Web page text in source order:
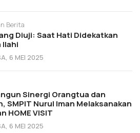
Berita
Diuji: Saat Hati Didekatkan
Ilahi
6 MEI 2025
Sinergi Orangtua dan
SMPIT Nurul Iman Melaksanakan
HOME VISIT
6 MEI 2025